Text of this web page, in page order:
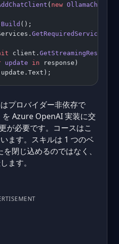
( new
Build ();
GetRequiredService
client.
update in response)
プロバイダー非依存で
を Azure OpenAI 実装に交
が必要です。コースはこ
ます。スキルは 1 つのベ
閉じ込めるのではなく、
ます。